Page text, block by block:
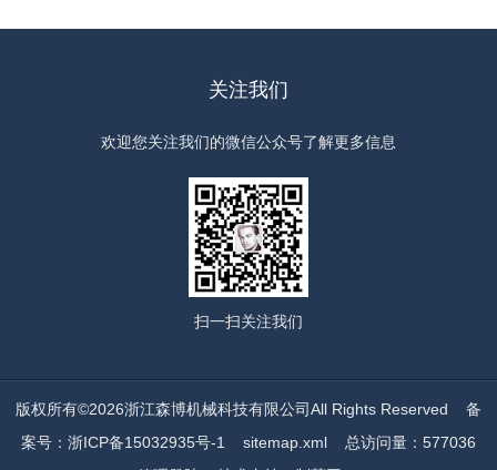
关注我们
欢迎您关注我们的微信公众号了解更多信息
扫一扫关注我们
版权所有©2026浙江森博机械科技有限公司All Rights Reserved 备
案号：浙ICP备15032935号-1
sitemap.xml总访问量：577036